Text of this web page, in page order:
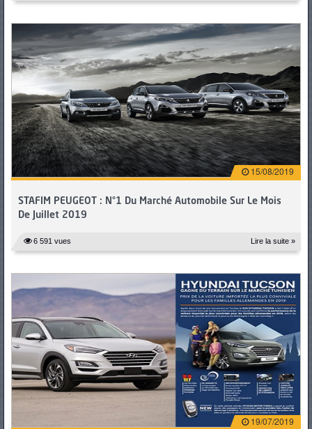
15/08/2019
STAFIM PEUGEOT : N°1 Du Marché Automobile Sur Le Mois
De Juillet 2019
6 591 vues Lire la suite »
19/07/2019